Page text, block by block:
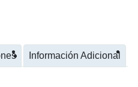
Información Adicional